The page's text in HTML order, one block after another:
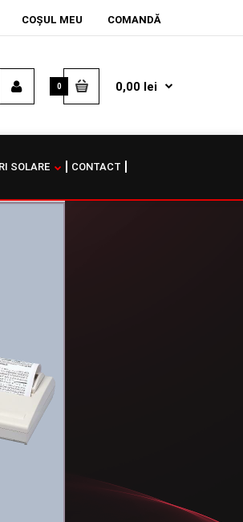
COŞUL MEU COMANDĂ
0 0,00 lei
SOLARE CONTACT